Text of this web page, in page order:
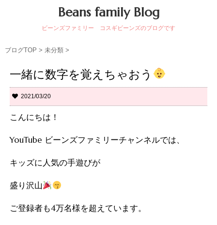
Beans family Blog
ビーンズファミリー コスギビーンズのブログです
ブログTOP > 未分類 >
一緒に数字を覚えちゃおう
2021/03/20
こんにちは！
YouTube ビーンズファミリーチャンネルでは、
キッズに人気の手遊びが
盛り沢山
ご登録者も4万名様を超えています。